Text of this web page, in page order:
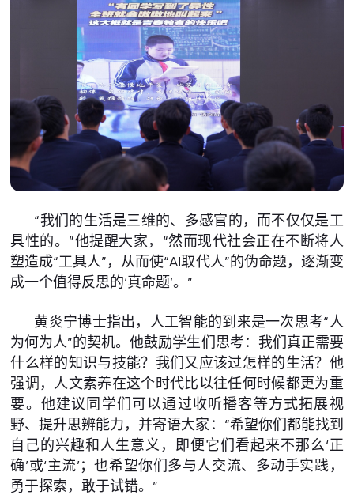
“我们的生活是三维的、多感官的，而不仅仅是工
具性的。”他提醒大家，“然而现代社会正在不断将人
塑造成“工具人”，从而使“AI取代人”的伪命题，逐渐变
成一个值得反思的‘真命题’。”
黄炎宁博士指出，人工智能的到来是一次思考“人
为何为人”的契机。他鼓励学生们思考：我们真正需要
什么样的知识与技能？我们又应该过怎样的生活？他
强调，人文素养在这个时代比以往任何时候都更为重
要。他建议同学们可以通过收听播客等方式拓展视
野、提升思辨能力，并寄语大家：“希望你们都能找到
自己的兴趣和人生意义，即便它们看起来不那么‘正
确’或‘主流’；也希望你们多与人交流、多动手实践，
勇于探索，敢于试错。”